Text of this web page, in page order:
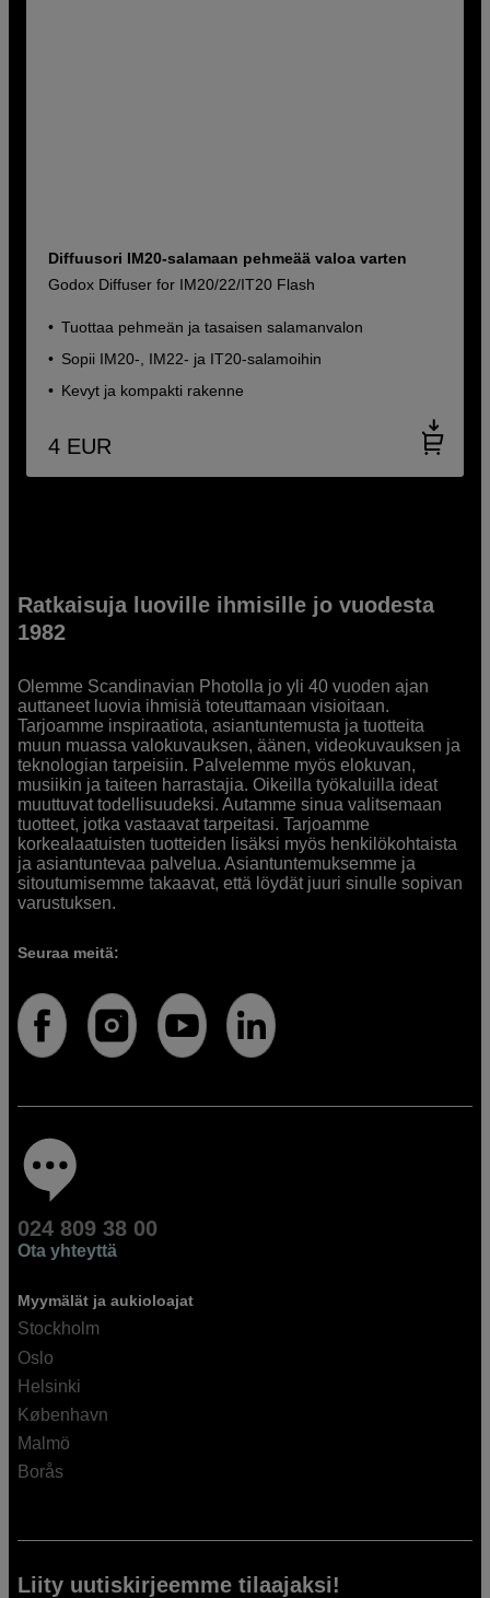
Diffuusori IM20-salamaan pehmeää valoa varten
Godox Diffuser for IM20/22/IT20 Flash
Tuottaa pehmeän ja tasaisen salamanvalon
Sopii IM20-, IM22- ja IT20-salamoihin
Kevyt ja kompakti rakenne
4 EUR
Ratkaisuja luoville ihmisille jo vuodesta
1982
Olemme Scandinavian Photolla jo yli 40 vuoden ajan
auttaneet luovia ihmisiä toteuttamaan visioitaan.
Tarjoamme inspiraatiota, asiantuntemusta ja tuotteita
muun muassa valokuvauksen, äänen, videokuvauksen ja
teknologian tarpeisiin. Palvelemme myös elokuvan,
musiikin ja taiteen harrastajia. Oikeilla työkaluilla ideat
muuttuvat todellisuudeksi. Autamme sinua valitsemaan
tuotteet, jotka vastaavat tarpeitasi. Tarjoamme
korkealaatuisten tuotteiden lisäksi myös henkilökohtaista
ja asiantuntevaa palvelua. Asiantuntemuksemme ja
sitoutumisemme takaavat, että löydät juuri sinulle sopivan
varustuksen.
Seuraa meitä:
024 809 38 00
Ota yhteyttä
Myymälät ja aukioloajat
Stockholm
Oslo
Helsinki
København
Malmö
Borås
Liity uutiskirjeemme tilaajaksi!